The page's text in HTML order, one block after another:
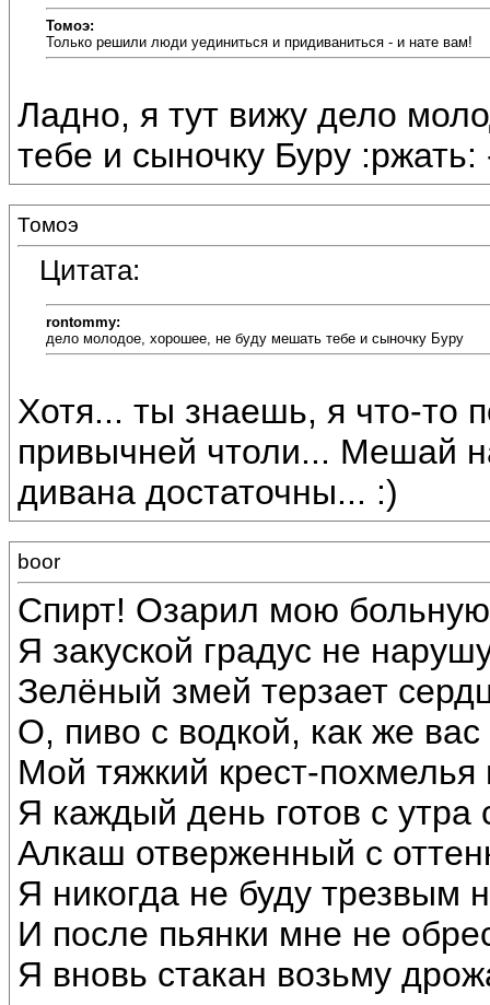
Томоэ:
Только решили люди уединиться и придиваниться - и нате вам!
Ладно, я тут вижу дело
тебе и сыночку Буру
Томоэ
Цитата:
rontommy:
дело молодое, хорошее, не буду мешать тебе и сыночку Буру
Хотя... ты знаешь, я что-то
привычней чтоли... Мешай
дивана достаточны... :)
boor
Спирт! Озарил мою
Я закуской градус не
Зелёный змей терзает
О, пиво с водкой, как же
Мой тяжкий крест-похмелья
Я каждый день готов с утра
Алкаш отверженный с
Я никогда не буду трезвым
И после пьянки мне не
Я вновь стакан возьму